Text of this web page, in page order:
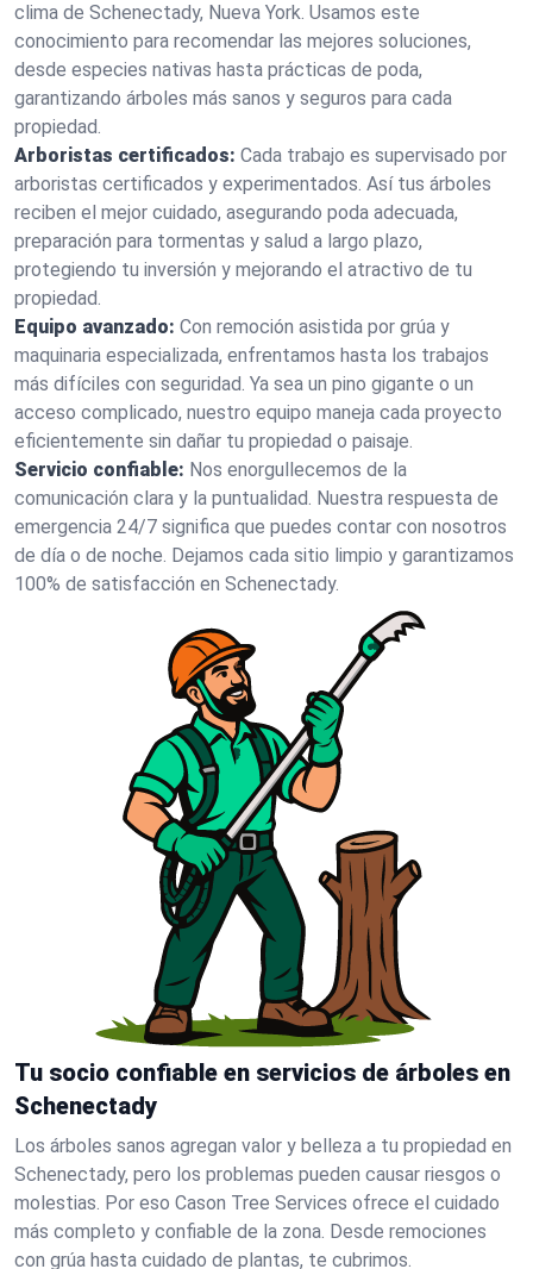
clima de Schenectady, Nueva York. Usamos este
conocimiento para recomendar las mejores soluciones,
desde especies nativas hasta prácticas de poda,
garantizando árboles más sanos y seguros para cada
propiedad.
Arboristas certificados: Cada trabajo es supervisado por
arboristas certificados y experimentados. Así tus árboles
reciben el mejor cuidado, asegurando poda adecuada,
preparación para tormentas y salud a largo plazo,
protegiendo tu inversión y mejorando el atractivo de tu
propiedad.
Equipo avanzado: Con remoción asistida por grúa y
maquinaria especializada, enfrentamos hasta los trabajos
más difíciles con seguridad. Ya sea un pino gigante o un
acceso complicado, nuestro equipo maneja cada proyecto
eficientemente sin dañar tu propiedad o paisaje.
Servicio confiable: Nos enorgullecemos de la
comunicación clara y la puntualidad. Nuestra respuesta de
emergencia 24/7 significa que puedes contar con nosotros
de día o de noche. Dejamos cada sitio limpio y garantizamos
100% de satisfacción en Schenectady.
Tu socio confiable en servicios de árboles en
Schenectady
Los árboles sanos agregan valor y belleza a tu propiedad en
Schenectady, pero los problemas pueden causar riesgos o
molestias. Por eso Cason Tree Services ofrece el cuidado
más completo y confiable de la zona. Desde remociones
con grúa hasta cuidado de plantas, te cubrimos.